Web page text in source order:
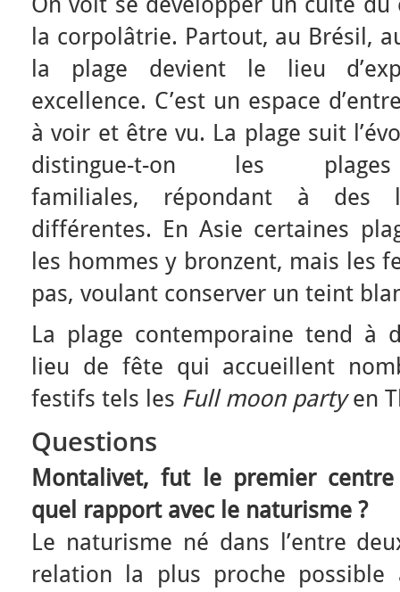
la corpolâtrie. Partout, au Brésil,
la plage devient le lieu
excellence. C’est un espace
à voir et être vu. La plage suit
distingue-t-on les
familiales, répondant à des
différentes. En Asie certaines
les hommes y bronzent, mais les
pas, voulant conserver un teint
La plage contemporaine tend à
lieu de fête qui accueillent
festifs tels les Full moon partyen
Questions
Montalivet, fut le premier
quel rapport avec le naturisme ?
Le naturisme né dans l’entre
relation la plus proche